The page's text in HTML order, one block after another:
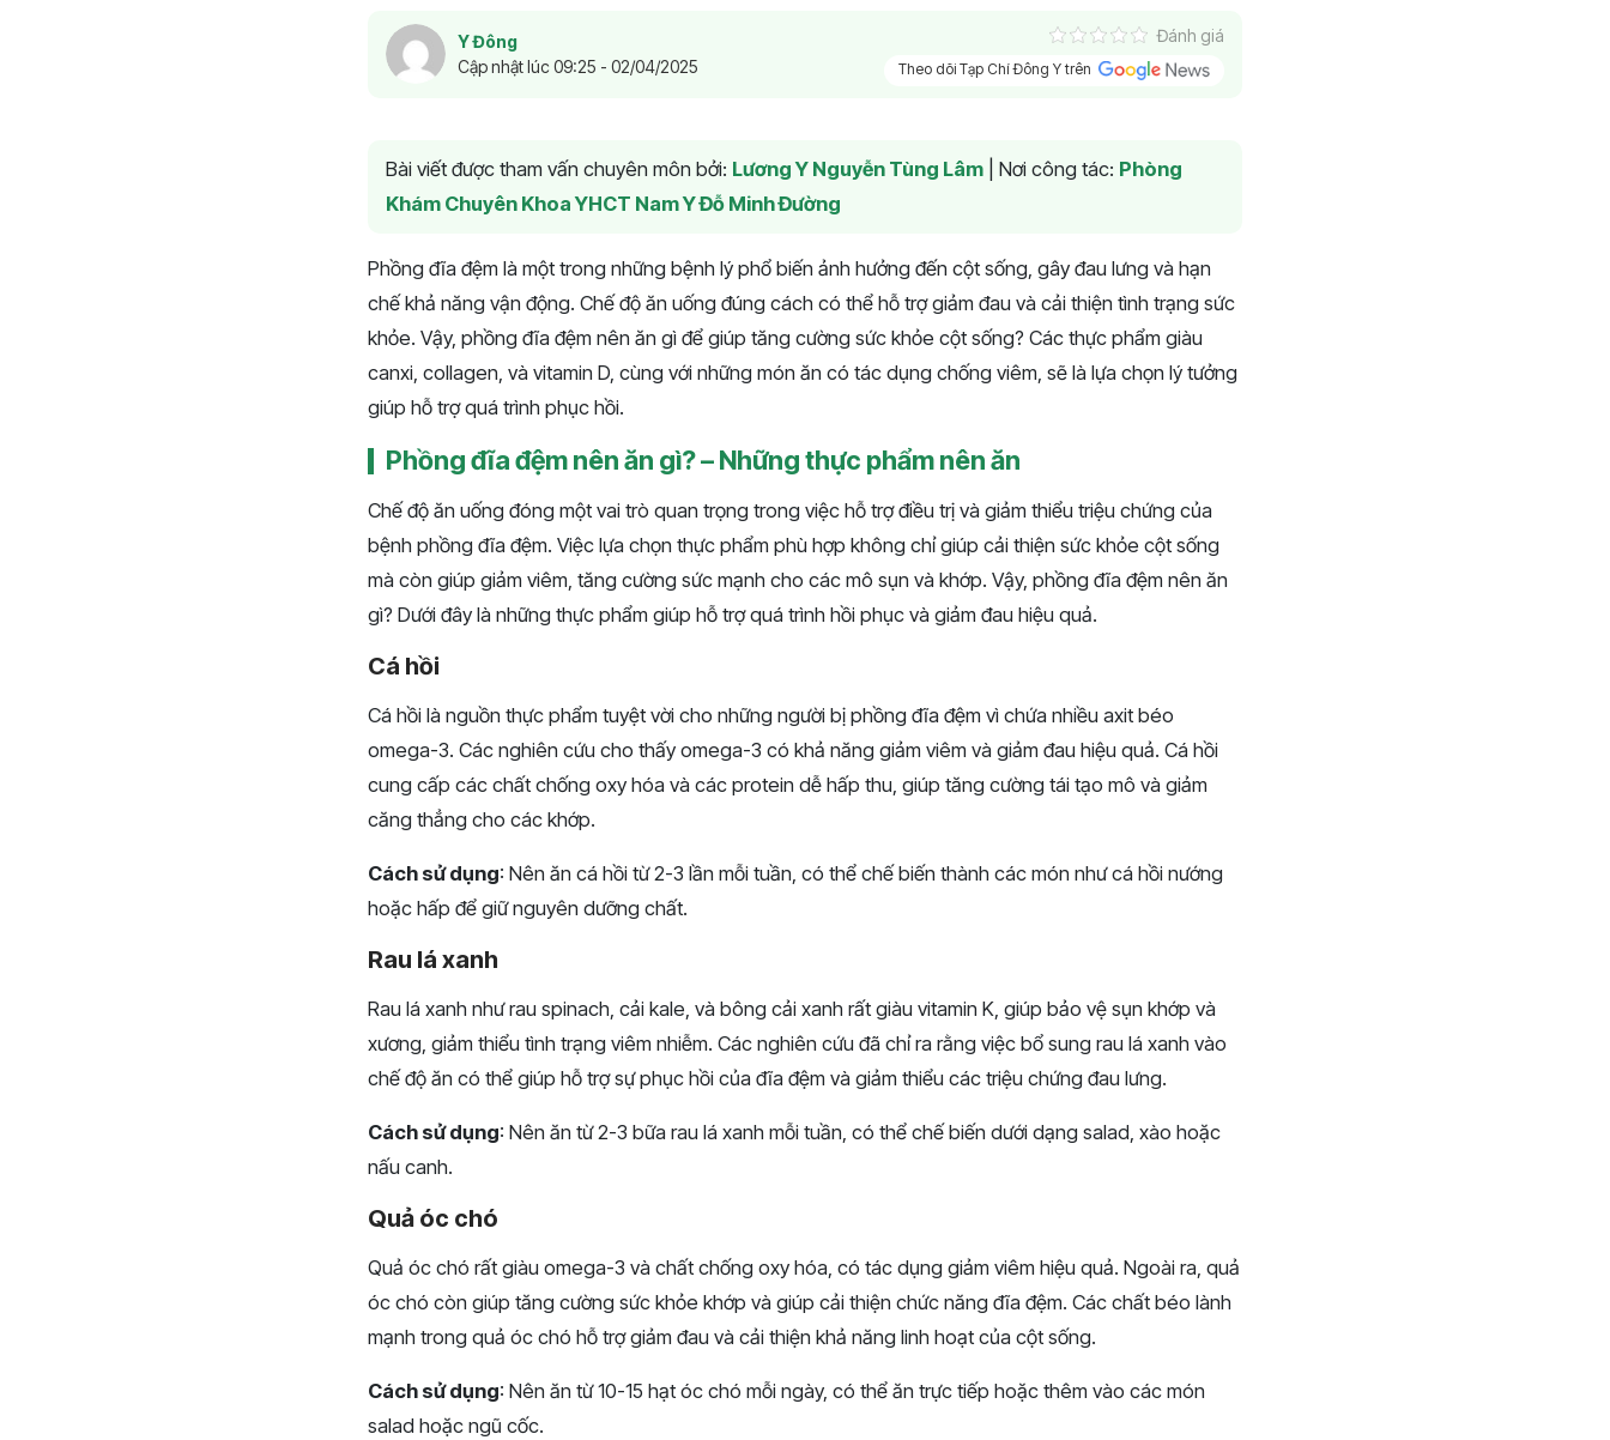
Y Đông
Cập nhật lúc 09:25 - 02/04/2025
Đánh giá
Theo dõi Tạp Chí Đông Y trên
Bài viết được tham vấn chuyên môn bởi: Lương Y Nguyễn Tùng Lâm Nơi công tác: Phòng
Khám Chuyên Khoa YHCT Nam Y Đỗ Minh Đường
Phồng đĩa đệm là một trong những bệnh lý phổ biến ảnh hưởng đến cột sống, gây đau lưng và hạn
chế khả năng vận động. Chế độ ăn uống đúng cách có thể hỗ trợ giảm đau và cải thiện tình trạng sức
khỏe. Vậy, phồng đĩa đệm nên ăn gì để giúp tăng cường sức khỏe cột sống? Các thực phẩm giàu
canxi, collagen, và vitamin D, cùng với những món ăn có tác dụng chống viêm, sẽ là lựa chọn lý tưởng
giúp hỗ trợ quá trình phục hồi.
Phồng đĩa đệm nên ăn gì? – Những thực phẩm nên ăn
Chế độ ăn uống đóng một vai trò quan trọng trong việc hỗ trợ điều trị và giảm thiểu triệu chứng của
bệnh phồng đĩa đệm. Việc lựa chọn thực phẩm phù hợp không chỉ giúp cải thiện sức khỏe cột sống
mà còn giúp giảm viêm, tăng cường sức mạnh cho các mô sụn và khớp. Vậy, phồng đĩa đệm nên ăn
gì? Dưới đây là những thực phẩm giúp hỗ trợ quá trình hồi phục và giảm đau hiệu quả.
Cá hồi
Cá hồi là nguồn thực phẩm tuyệt vời cho những người bị phồng đĩa đệm vì chứa nhiều axit béo
omega-3. Các nghiên cứu cho thấy omega-3 có khả năng giảm viêm và giảm đau hiệu quả. Cá hồi
cung cấp các chất chống oxy hóa và các protein dễ hấp thu, giúp tăng cường tái tạo mô và giảm
căng thẳng cho các khớp.
Cách sử dụng: Nên ăn cá hồi từ 2-3 lần mỗi tuần, có thể chế biến thành các món như cá hồi nướng
hoặc hấp để giữ nguyên dưỡng chất.
Rau lá xanh
Rau lá xanh như rau spinach, cải kale, và bông cải xanh rất giàu vitamin K, giúp bảo vệ sụn khớp và
xương, giảm thiểu tình trạng viêm nhiễm. Các nghiên cứu đã chỉ ra rằng việc bổ sung rau lá xanh vào
chế độ ăn có thể giúp hỗ trợ sự phục hồi của đĩa đệm và giảm thiểu các triệu chứng đau lưng.
Cách sử dụng: Nên ăn từ 2-3 bữa rau lá xanh mỗi tuần, có thể chế biến dưới dạng salad, xào hoặc
nấu canh.
Quả óc chó
Quả óc chó rất giàu omega-3 và chất chống oxy hóa, có tác dụng giảm viêm hiệu quả. Ngoài ra, quả
óc chó còn giúp tăng cường sức khỏe khớp và giúp cải thiện chức năng đĩa đệm. Các chất béo lành
mạnh trong quả óc chó hỗ trợ giảm đau và cải thiện khả năng linh hoạt của cột sống.
Cách sử dụng: Nên ăn từ 10-15 hạt óc chó mỗi ngày, có thể ăn trực tiếp hoặc thêm vào các món
salad hoặc ngũ cốc.